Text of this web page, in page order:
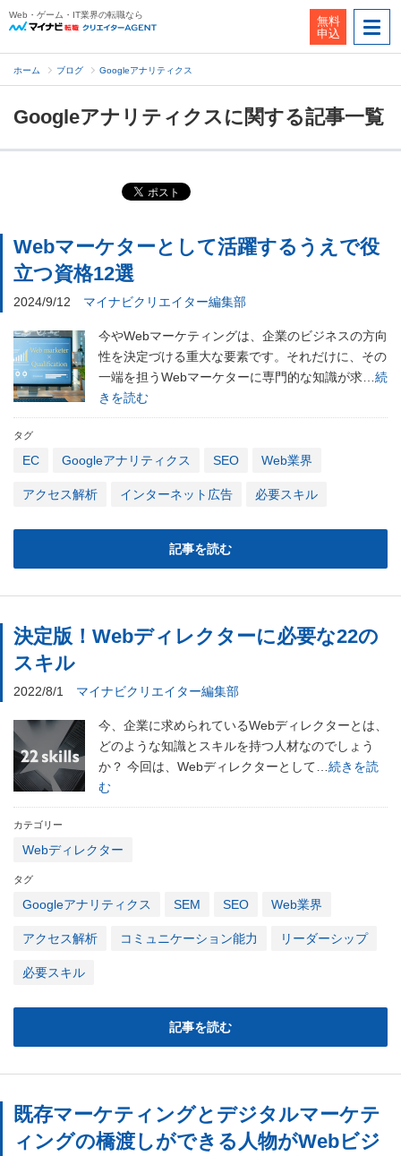
Web・ゲーム・IT業界の転職なら
無料
申込
ホーム ブログ Googleアナリティクス
Googleアナリティクスに関する記事一覧
Webマーケターとして活躍するうえで役
立つ資格12選
2024/9/12 マイナビクリエイター編集部
今やWebマーケティングは、企業のビジネスの方向
性を決定づける重大な要素です。それだけに、その
一端を担うWebマーケターに専門的な知識が求… 続
きを読む
タグ
EC Googleアナリティクス SEO Web業界
アクセス解析 インターネット広告 必要スキル
記事を読む
決定版！Webディレクターに必要な22の
スキル
2022/8/1 マイナビクリエイター編集部
今、企業に求められているWebディレクターとは、
どのような知識とスキルを持つ人材なのでしょう
か？ 今回は、Webディレクターとして… 続きを読
む
カテゴリー
Webディレクター
タグ
Googleアナリティクス SEM SEO Web業界
アクセス解析 コミュニケーション能力 リーダーシップ
必要スキル
記事を読む
既存マーケティングとデジタルマーケテ
ィングの橋渡しができる人物がWebビジ